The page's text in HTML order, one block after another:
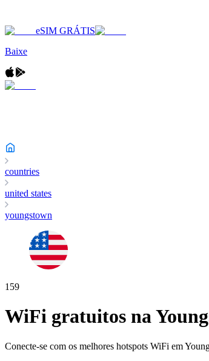
eSIM GRÁTIS
Baixe
countries
united states
youngstown
159
WiFi gratuitos na
Conecte-se com os melhores hotspots WiFi em